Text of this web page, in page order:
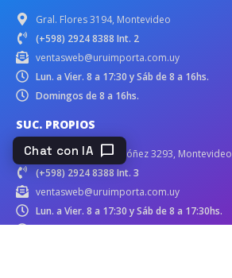
Gral. Flores 3194, Montevideo
(+598) 2924 8388 Int. 2
ventasweb@uruimporta.com.uy
Lun. a Vier. 8 a 17:30 y Sáb de 8 a 16hs.
Domingos de 8 a 16hs.
SUC. PROPIOS
Bv. José Batlle y Ordóñez 3293, Montevideo
(+598) 2924 8388 Int. 3
ventasweb@uruimporta.com.uy
Lun. a Vier. 8 a 17:30 y Sáb de 8 a 17:30hs.
Chat con IA chat_bubble